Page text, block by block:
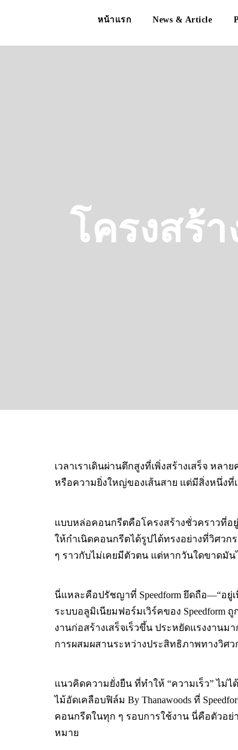
หน้าแรก News & Article
โครงสร้
เวลาเราเดินผ่านตึกสูงที่เพิ่งสร้างเสร็จ ห
หรือความยิ่งใหญ่ของเส้นสาย แต่มีสิ่งหนึ่ง
แบบหล่อคอนกรีตคือโครงสร้างชั่วคราวที่อ
ให้กำเนิดคอนกรีตได้รูปได้ทรงอย่างที่วิศว
ๆ ราวกับไม่เคยมีตัวตน แต่หากวันใดขาดมั
นี่แหละคือปรัชญาที่ Speedform ยึดถือ—“อยู่
ระบบอลูมิเนียมฟอร์มเวิร์คของ Speedform
งานก่อสร้างเสร็จเร็วขึ้น ประหยัดแรงงา
การผสมผสานระหว่างประสิทธิภาพทางวิศว
แนวคิดความยั่งยืน ที่ทำให้ “ความเร็ว” ไม่ไ
ไม้อัดเคลือบฟิล์ม By Thanawoods ที่
คอนกรีตในทุก ๆ รอบการใช้งาน นี่คือตัวอย่
หมาย